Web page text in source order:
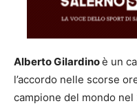
Alberto Gilardinoè un
l’accordo nelle scorse
campione del mondo